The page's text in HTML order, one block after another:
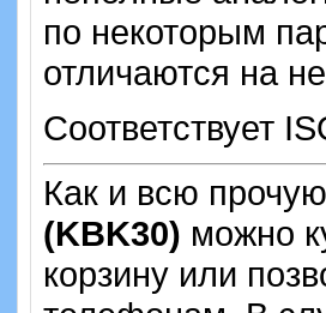
по некоторым
отличаются на
Соответствует
Как и всю
(KBK30) можно
корзину или